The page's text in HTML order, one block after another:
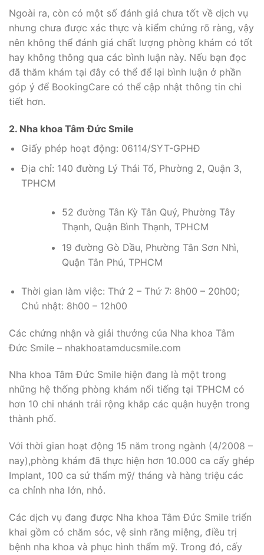
Ngoài ra, còn có một số đánh giá chưa tốt về dịch vụ
nhưng chưa được xác thực và kiểm chứng rõ ràng, vậy
nên không thể đánh giá chất lượng phòng khám có tốt
hay không thông qua các bình luận này. Nếu bạn đọc
đã thăm khám tại đây có thể để lại bình luận ở phần
góp ý để BookingCare có thể cập nhật thông tin chi
tiết hơn.
2. Nha khoa Tâm Đức Smile
Giấy phép hoạt động: 06114/SYT-GPHĐ
Địa chỉ: 140 đường Lý Thái Tổ, Phường 2, Quận 3,
TPHCM
52 đường Tân Kỳ Tân Quý, Phường Tây
Thạnh, Quận Bình Thạnh, TPHCM
19 đường Gò Dầu, Phường Tân Sơn Nhì,
Quận Tân Phú, TPHCM
Thời gian làm việc: Thứ 2 – Thứ 7: 8h00 – 20h00;
Chủ nhật: 8h00 – 12h00
Các chứng nhận và giải thưởng của Nha khoa Tâm
Đức Smile – nhakhoatamducsmile.com
Nha khoa Tâm Đức Smile hiện đang là một trong
những hệ thống phòng khám nổi tiếng tại TPHCM có
hơn 10 chi nhánh trải rộng khắp các quận huyện trong
thành phố.
Với thời gian hoạt động 15 năm trong ngành (4/2008 –
nay),phòng khám đã thực hiện hơn 10.000 ca cấy ghép
Implant, 100 ca sứ thẩm mỹ/ tháng và hàng triệu các
ca chỉnh nha lớn, nhỏ.
Các dịch vụ đang được Nha khoa Tâm Đức Smile triển
khai gồm có chăm sóc, vệ sinh răng miệng, điều trị
bệnh nha khoa và phục hình thẩm mỹ. Trong đó, cấy